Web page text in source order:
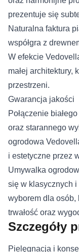
prezentuje się
Naturalna faktura
współgra z
W efekcie
małej architektury,
przestrzeni.
Gwarancja jakości
Połączenie
oraz starannego
ogrodowa
i estetyczne przez
Umywalka
się w klasycznych
wyborem dla osób,
trwałość oraz
Szczegóły
Pielęgnacja i